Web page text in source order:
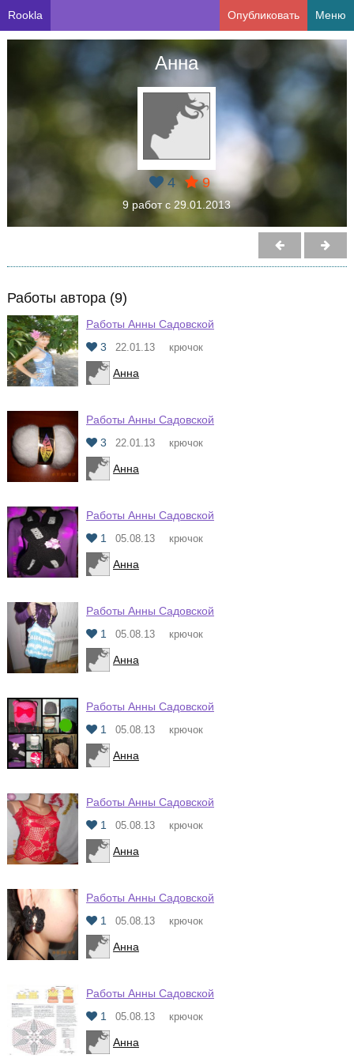
Rookla Опубликовать Меню
Анна
4 9
9 работ с 29.01.2013
Работы автора (9)
Работы Анны Садовской
3
22.01.13 крючок
Анна
Работы Анны Садовской
3
22.01.13 крючок
Анна
Работы Анны Садовской
1
05.08.13 крючок
Анна
Работы Анны Садовской
1
05.08.13 крючок
Анна
Работы Анны Садовской
1
05.08.13 крючок
Анна
Работы Анны Садовской
1
05.08.13 крючок
Анна
Работы Анны Садовской
1
05.08.13 крючок
Анна
Работы Анны Садовской
1
05.08.13 крючок
Анна